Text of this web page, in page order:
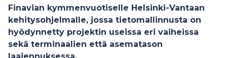
Finavian kymmenvuotiselle Helsinki-Vantaan
kehitysohjelmalle, jossa tietomallinnusta on
hyödynnetty projektin useissa eri vaiheissa
sekä terminaalien että asematason